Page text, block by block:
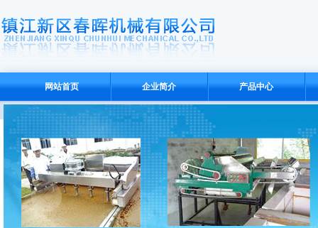
网站首页 企业简介 产品中心